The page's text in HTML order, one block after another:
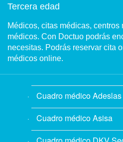
Tercera edad
Médicos, citas médicas, centros
médicos. Con Doctuo podrás
necesitas. Podrás reservar cita
médicos online.
Cuadro médico
Cuadro médico Asisa